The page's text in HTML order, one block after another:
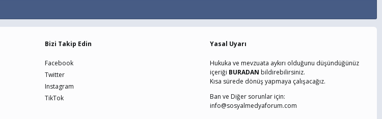
Bizi Takip Edin
Facebook
Twitter
Instagram
TikTok
Yasal Uyarı
Hukuka ve mevzuata aykırı olduğunu düşündüğünüz
içeriği BURADAN bildirebilirsiniz.
Kısa sürede dönüş yapmaya çalışacağız.
Ban ve Diğer sorunlar için:
info@sosyalmedyaforum.com